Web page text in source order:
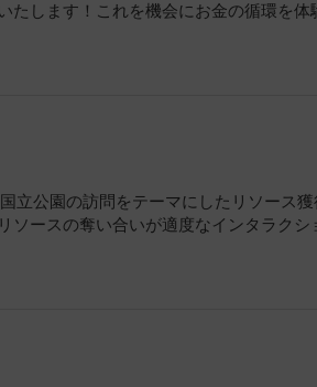
たします！これを機会にお金の循環を体
立公園の訪問をテーマにしたリソース
ソースの奪い合いが適度なインタラクシ